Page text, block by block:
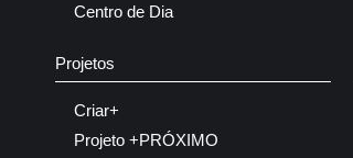
Centro de Dia
Projetos
Criar+
Projeto +PRÓXIMO